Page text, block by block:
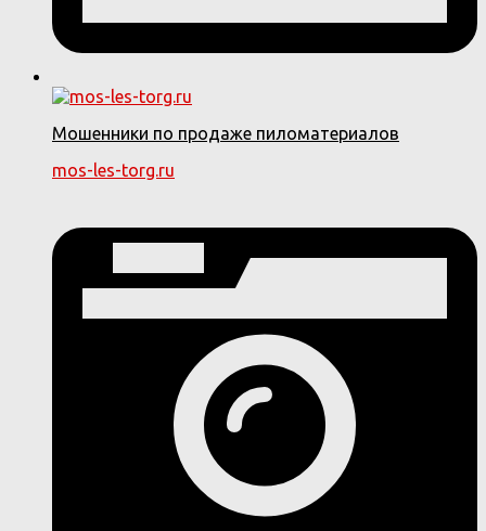
Мошенники по продаже пиломатериалов
mos-les-torg.ru